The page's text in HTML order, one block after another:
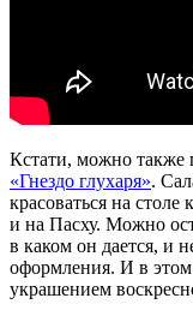
Кстати, можно также
«Гнездо глухаря».
красоваться на
и на Пасху. Можно
в каком он дается, и
оформления. И в этом
украшением